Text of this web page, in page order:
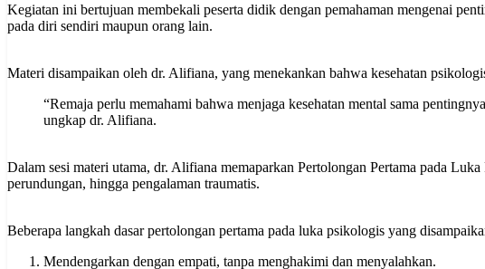
Kegiatan ini bertujuan membekali peserta didik dengan pemahaman mengenai
pada diri sendiri maupun orang lain.
Materi disampaikan oleh dr. Alifiana, yang menekankan bahwa kesehatan
“Remaja perlu memahami bahwa menjaga kesehatan mental sama
ungkap dr. Alifiana.
Dalam sesi materi utama, dr. Alifiana memaparkan Pertolongan Pertama pada
perundungan, hingga pengalaman traumatis.
Beberapa langkah dasar pertolongan pertama pada luka psikologis yang
Mendengarkan dengan empati, tanpa menghakimi dan menyalahkan.